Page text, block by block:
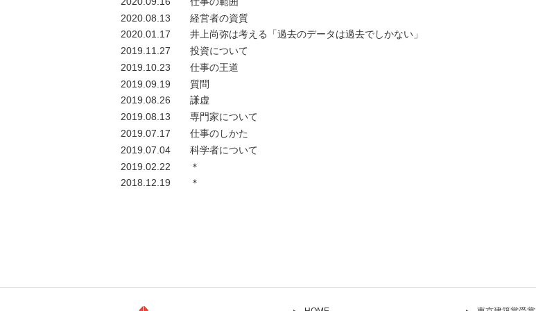
2020.08.13
経営者の資質
2020.01.17
井上尚弥は考える「過去のデータは過去でしかない」
2019.11.27
投資について
2019.10.23
仕事の王道
2019.09.19
質問
2019.08.26
謙虚
2019.08.13
専門家について
2019.07.17
仕事のしかた
2019.07.04
科学者について
2019.02.22
＊
2018.12.19
＊